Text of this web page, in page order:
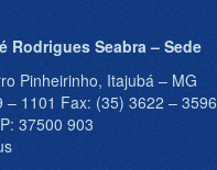
Rodrigues Seabra – Sede
Pinheirinho, Itajubá – MG
– 1101 Fax: (35) 3622 – 3596
37500 903